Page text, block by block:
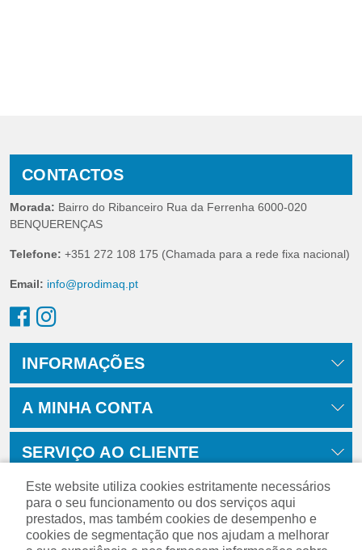
CONTACTOS
Morada: Bairro do Ribanceiro Rua da Ferrenha 6000-020
BENQUERENÇAS
Telefone: +351 272 108 175 (Chamada para a rede fixa nacional)
Email: info@prodimaq.pt
INFORMAÇÕES
A MINHA CONTA
SERVIÇO AO CLIENTE
Este website utiliza cookies estritamente necessários
para o seu funcionamento ou dos serviços aqui
prestados, mas também cookies de desempenho e
cookies de segmentação que nos ajudam a melhorar